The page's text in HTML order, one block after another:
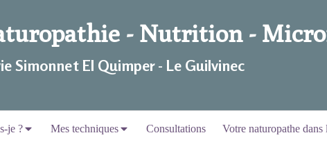
- Nutrition -
Simonnet EI Quimper - Le Guilvinec
je ? Mes techniques Consultations Votre naturopathe dans